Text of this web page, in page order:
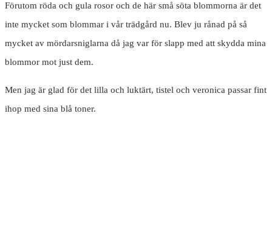
Förutom röda och gula rosor och de här små söta blommorna är det
inte mycket som blommar i vår trädgård nu. Blev ju rånad på så
mycket av mördarsniglarna då jag var för slapp med att skydda mina
blommor mot just dem.
Men jag är glad för det lilla och luktärt, tistel och veronica passar fint
ihop med sina blå toner.